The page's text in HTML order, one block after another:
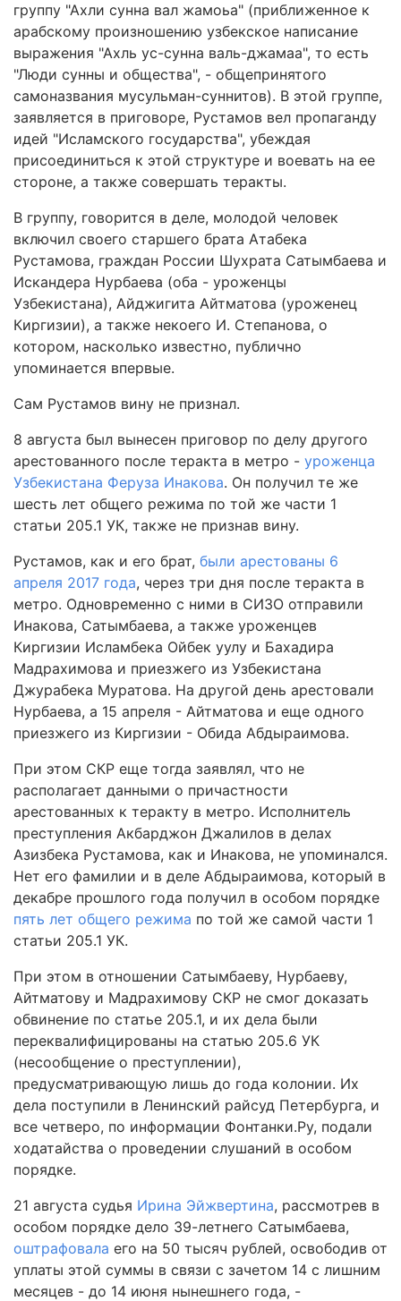
группу "Ахли сунна вал жамоьа" (приближенное к
арабскому произношению узбекское написание
выражения "Ахль ус-сунна валь-джамаа", то есть
"Люди сунны и общества", - общепринятого
самоназвания мусульман-суннитов). В этой группе,
заявляется в приговоре, Рустамов вел пропаганду
идей "Исламского государства", убеждая
присоединиться к этой структуре и воевать на ее
стороне, а также совершать теракты.
В группу, говорится в деле, молодой человек
включил своего старшего брата Атабека
Рустамова, граждан России Шухрата Сатымбаева и
Искандера Нурбаева (оба - уроженцы
Узбекистана), Айджигита Айтматова (уроженец
Киргизии), а также некоего И. Степанова, о
котором, насколько известно, публично
упоминается впервые.
Сам Рустамов вину не признал.
8 августа был вынесен приговор по делу другого
арестованного после теракта в метро - уроженца
Узбекистана Феруза Инакова. Он получил те же
шесть лет общего режима по той же части 1
статьи 205.1 УК, также не признав вину.
Рустамов, как и его брат, были арестованы 6
апреля 2017 года, через три дня после теракта в
метро. Одновременно с ними в СИЗО отправили
Инакова, Сатымбаева, а также уроженцев
Киргизии Исламбека Ойбек уулу и Бахадира
Мадрахимова и приезжего из Узбекистана
Джурабека Муратова. На другой день арестовали
Нурбаева, а 15 апреля - Айтматова и еще одного
приезжего из Киргизии - Обида Абдыраимова.
При этом СКР еще тогда заявлял, что не
располагает данными о причастности
арестованных к теракту в метро. Исполнитель
преступления Акбарджон Джалилов в делах
Азизбека Рустамова, как и Инакова, не упоминался.
Нет его фамилии и в деле Абдыраимова, который в
декабре прошлого года получил в особом порядке
пять лет общего режима по той же самой части 1
статьи 205.1 УК.
При этом в отношении Сатымбаеву, Нурбаеву,
Айтматову и Мадрахимову СКР не смог доказать
обвинение по статье 205.1, и их дела были
переквалифицированы на статью 205.6 УК
(несообщение о преступлении),
предусматривающую лишь до года колонии. Их
дела поступили в Ленинский райсуд Петербурга, и
все четверо, по информации Фонтанки.Ру, подали
ходатайства о проведении слушаний в особом
порядке.
21 августа судья Ирина Эйжвертина, рассмотрев в
особом порядке дело 39-летнего Сатымбаева,
оштрафовала его на 50 тысяч рублей, освободив от
уплаты этой суммы в связи с зачетом 14 с лишним
месяцев - до 14 июня нынешнего года, -